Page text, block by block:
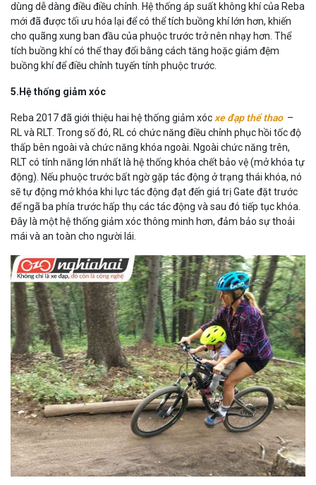
dùng dễ dàng điều điều chỉnh. Hệ thống áp suất không khí của Reba
mới đã được tối ưu hóa lại để có thể tích buồng khí lớn hơn, khiến
cho quãng xung ban đầu của phuộc trước trở nên nhạy hơn. Thể
tích buồng khí có thể thay đổi bằng cách tăng hoặc giảm đệm
buồng khí để điều chỉnh tuyến tính phuộc trước.
5.Hệ thống giảm xóc
Reba 2017 đã giới thiệu hai hệ thống giảm xócxe đạp thể thao –
RL và RLT. Trong số đó, RL có chức năng điều chỉnh phục hồi tốc độ
thấp bên ngoài và chức năng khóa ngoài. Ngoài chức năng trên,
RLT có tính năng lớn nhất là hệ thống khóa chết bảo vệ (mở khóa tự
động). Nếu phuộc trước bất ngờ gặp tác động ở trạng thái khóa, nó
sẽ tự động mở khóa khi lực tác động đạt đến giá trị Gate đặt trước
để ngã ba phía trước hấp thụ các tác động và sau đó tiếp tục khóa.
Đây là một hệ thống giảm xóc thông minh hơn, đảm bảo sự thoải
mái và an toàn cho người lái.